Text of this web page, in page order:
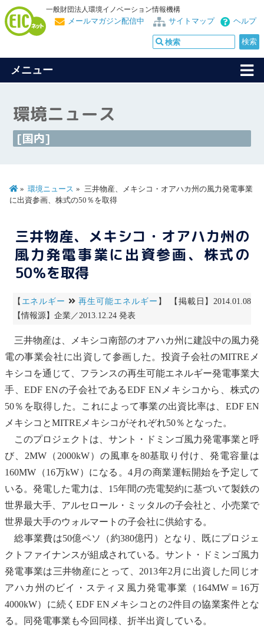
一般財団法人環境イノベーション情報機構
ヘルプ
サイトマップ
メールマガジン配信中
メニュー
環境ニュース
[国内]
環境ニュース
三井物産、メキシコ・オアハカ州の風力発電事業
に出資参画、株式の50％を取得
三井物産、メキシコ・オアハカ州の
風力発電事業に出資参画、株式の
50％を取得
【 エネルギー 再生可能エネルギー 】 【掲載日】2014.01.08
【情報源】企業／2013.12.24 発表
三井物産は、メキシコ南部のオアハカ州に建設中の風力発
電の事業会社に出資して参画した。投資子会社のMITREメ
キシコを通じて、フランスの再生可能エネルギー発電事業大
手、EDF ENの子会社であるEDF ENメキシコから、株式の
50％を取得した。これによって事業の出資比率は、EDF EN
メキシコとMITREメキシコがそれぞれ50％となった。
このプロジェクトは、サント・ドミンゴ風力発電事業と呼
び、2MW（2000kW）の風車を80基取り付け、発電容量は
160MW（16万kW）になる。4月の商業運転開始を予定して
いる。発電した電力は、15年間の売電契約に基づいて製鉄の
世界最大手、アルセロール・ミッタルの子会社と、小売業で
世界最大手のウォルマートの子会社に供給する。
総事業費は50億ペソ（約380億円）となり、既にプロジェ
クトファイナンスが組成されている。サント・ドミンゴ風力
発電事業は三井物産にとって、2013年2月に出資した同じオ
アハカ州のビイ・スティヌ 風力発電事業（164MW＝16万
4000kW）に続くEDF ENメキシコとの2件目の協業案件とな
る。同発電事業も今回同様、折半出資している。